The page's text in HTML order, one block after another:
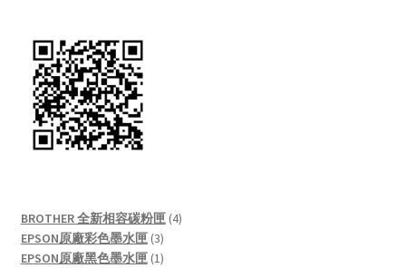
BROTHER 全新相容碳粉匣 44
EPSON原廠彩色墨水匣 33
products
EPSON原廠黑色墨水匣 11